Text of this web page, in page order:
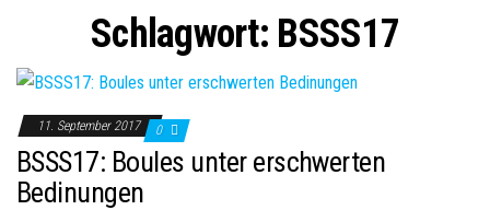
Schlagwort: BSSS17
11. September 2017 0
BSSS17: Boules unter erschwerten
Bedinungen